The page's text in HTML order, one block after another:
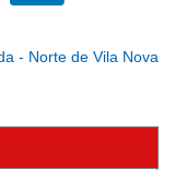
- Norte de Vila Nova